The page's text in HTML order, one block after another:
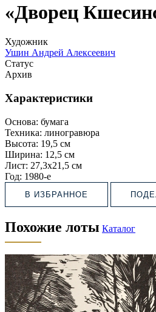
«Дворец
Художник
Ушин Андрей Алексеевич
Статус
Архив
Характеристики
Основа: бумага
Техника: линогравюра
Высота: 19,5 см
Ширина: 12,5 см
Лист: 27,3х21,5 см
Год: 1980-е
В ИЗБРАННОЕ
Похожие лоты Каталог